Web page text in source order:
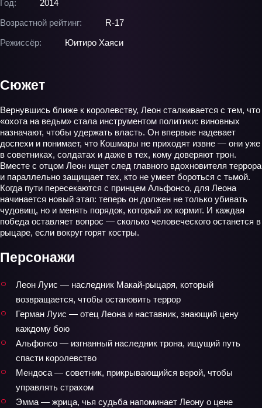
Год:
2014
Возрастной рейтинг:
R-17
Режиссёр:
Юитиро Хаяси
Сюжет
Вернувшись ближе к королевству, Леон сталкивается с тем, что
«охота на ведьм» стала инструментом политики: виновных
назначают, чтобы удержать власть. Он впервые надевает
доспехи и понимает, что Кошмары не приходят извне — они уже
в советниках, солдатах и даже в тех, кому доверяют трон.
Вместе с отцом Леон ищет след главного вдохновителя террора
и параллельно защищает тех, кто не умеет бороться с тьмой.
Когда пути пересекаются с принцем Альфонсо, для Леона
начинается новый этап: теперь он должен не только убивать
чудовищ, но и менять порядок, который их кормит. И каждая
победа оставляет вопрос — сколько человеческого останется в
рыцаре, если вокруг горят костры.
Персонажи
Леон Луис — наследник Макай‑рыцаря, который
возвращается, чтобы остановить террор
Герман Луис — отец Леона и наставник, знающий цену
каждому бою
Альфонсо — изгнанный наследник трона, ищущий путь
спасти королевство
Мендоса — советник, прикрывающийся верой, чтобы
управлять страхом
Эмма — жрица, чья судьба напоминает Леону о цене